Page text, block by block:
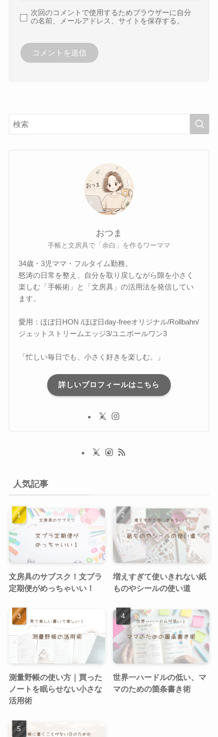
次回のコメントで使用するためブラウザーに自分
の名前、メールアドレス、サイトを保存する。
おつま
手帳と文房具で「余白」を作るワーママ
34歳・3児ママ・フルタイム勤務。
怒涛の日常を整え、自分を取り戻しながら隙を小さく
楽しむ「手帳術」と「文房具」の活用法を発信してい
ます。
愛用：ほぼ日HON /ほぼ日day-freeオリジナル/Rollbahn/
ジェットストリームエッジ3/ユニボールワン3
「忙しい毎日でも、小さく好きを楽しむ。」
詳しいプロフィールはこちら
人気記事
文房具のサブスク！文プラ
定期便がめっちゃいい！
増えすぎて使いきれない紙
ものやシールの使い道
測量野帳の使い方｜買った
ノートを眠らせない小さな
活用術
世界一ハードルの低い、マ
マのための箇条書き術